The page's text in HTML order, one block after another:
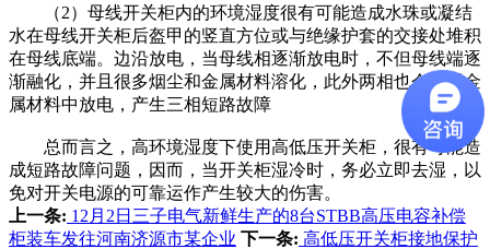
（2）母线开关柜内的环境湿度很有可能造成水珠或凝结
水在母线开关柜后盔甲的竖直方位或与绝缘护套的交接处堆积
在母线底端。边沿放电，当母线相逐渐放电时，不但母线端逐
渐融化，并且很多烟尘和金属材料溶化，此外两相也会在强金
属材料中放电，产生三相短路故障
总而言之，高环境湿度下使用高低压开关柜，很有可能造
成短路故障问题，因而，当开关柜湿冷时，务必立即去湿，以
免对开关电源的可靠运作产生较大的伤害。
上一条: 12月2日三子电气新鲜生产的8台STBB高压电容补偿
柜装车发往河南济源市某企业 下一条: 高低压开关柜接地保护